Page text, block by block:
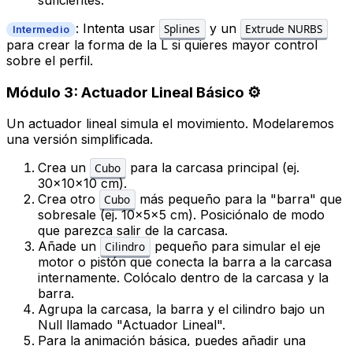
Intermedio : Intenta usar Splines y un Extrude NURBS
para crear la forma de la L si quieres mayor control
sobre el perfil.
Módulo 3: Actuador Lineal Básico ⚙️
Un actuador lineal simula el movimiento. Modelaremos
una versión simplificada.
Crea un
Cubo
para la carcasa principal (ej.
30x10x10 cm).
Crea otro
Cubo
más pequeño para la "barra" que
sobresale (ej. 10x5x5 cm). Posiciónalo de modo
que parezca salir de la carcasa.
Añade un
Cilindro
pequeño para simular el eje
motor o pistón que conecta la barra a la carcasa
internamente. Colócalo dentro de la carcasa y la
barra.
Agrupa la carcasa, la barra y el cilindro bajo un
Null llamado "Actuador Lineal".
Para la animación básica, puedes añadir una